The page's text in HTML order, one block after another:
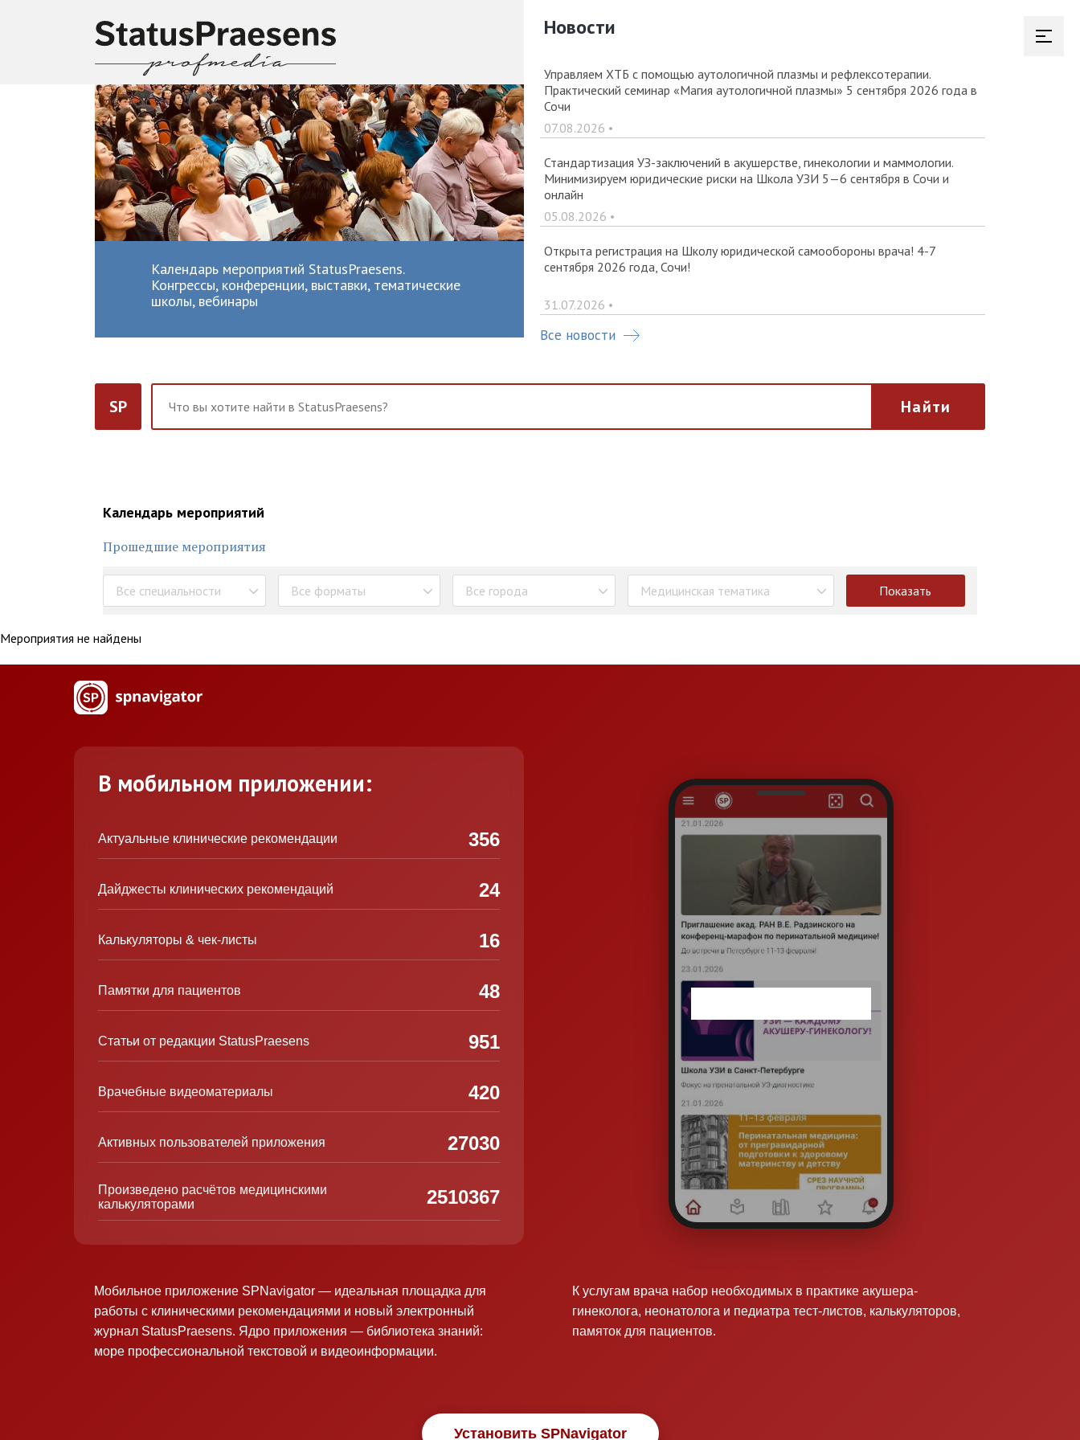
Календарь мероприятий StatusPraesens.
Конгрессы, конференции, выставки, тематические
школы, вебинары
Новости
Управляем ХТБ с помощью аутологичной плазмы и рефлексотерапии.
Практический семинар «Магия аутологичной плазмы» 5 сентября 2026 года в
Сочи
07.08.2026 •
Стандартизация УЗ-заключений в акушерстве, гинекологии и маммологии.
Минимизируем юридические риски на Школа УЗИ 5—6 сентября в Сочи и
онлайн
05.08.2026 •
Открыта регистрация на Школу юридической самообороны врача! 4-7
сентября 2026 года, Сочи!
31.07.2026 •
Все новости
SP Найти
Календарь мероприятий
Прошедшие мероприятия
Все специальности Все форматы Все города Медицинская тематика Показать
Мероприятия не найдены
В мобильном приложении:
Актуальные клинические рекомендации 356
Дайджесты клинических рекомендаций 24
Калькуляторы & чек-листы 16
Памятки для пациентов 48
Статьи от редакции StatusPraesens 951
Врачебные видеоматериалы 420
Активных пользователей приложения 27030
Произведено расчётов медицинскими
калькуляторами
2510367
Мобильное приложение SPNavigator — идеальная площадка для
работы с клиническими рекомендациями и новый электронный
журнал StatusPraesens. Ядро приложения — библиотека знаний:
море профессиональной текстовой и видеоинформации.
К услугам врача набор необходимых в практике акушера-
гинеколога, неонатолога и педиатра тест-листов, калькуляторов,
памяток для пациентов.
Установить SPNavigator